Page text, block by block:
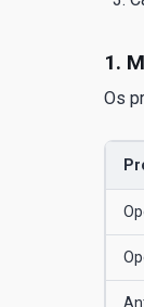
1.
Os